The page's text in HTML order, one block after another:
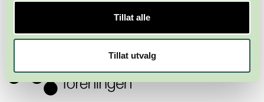
Tillat alle
Tillat utvalg